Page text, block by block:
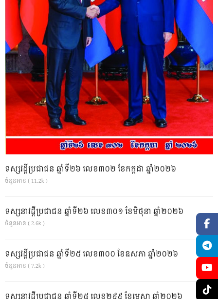
ទស្សវដ្តីប្រជាជន ឆ្នាំទី២៦ លេខ៣០២ ខែកក្កដា ឆ្នាំ២០២៦
ចំនួនអាន ( 11.2k )
ទស្សនាវដ្ដីប្រជាជន ឆ្នាំទី២៦ លេខ៣០១ ខែមិថុនា ឆ្នាំ២០២៦
ចំនួនអាន ( 2.6k )
ទស្សវដ្តីប្រជាជន ឆ្នាំទី២៥ លេខ៣០០ ខែឧសភា ឆ្នាំ២០២៦
ចំនួនអាន ( 7.2k )